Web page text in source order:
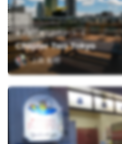
東京都台東区雷門２−１−６
Chapter Two Tokyo
上田 拓明